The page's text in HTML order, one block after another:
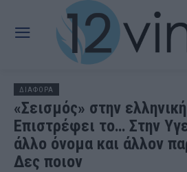
ΔΙΑΦΟΡΑ
«Σεισμός» στην
Επιστρέφει το… Στην
άλλο όνομα και άλλον
Δες ποιον